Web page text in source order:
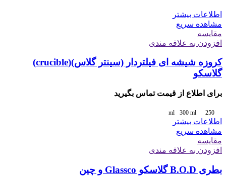
اطلاعات بیشتر
مشاهده سریع
مقایسه
افزودن به علاقه مندی
کروزه شیشه ای فیلتردار (سینتر گلاس)(crucible)
گلاسکو
برای اطلاع از قیمت تماس بگیرید
250 ml
300 ml
اطلاعات بیشتر
مشاهده سریع
مقایسه
افزودن به علاقه مندی
بطری B.O.D گلاسکو Glassco و چین